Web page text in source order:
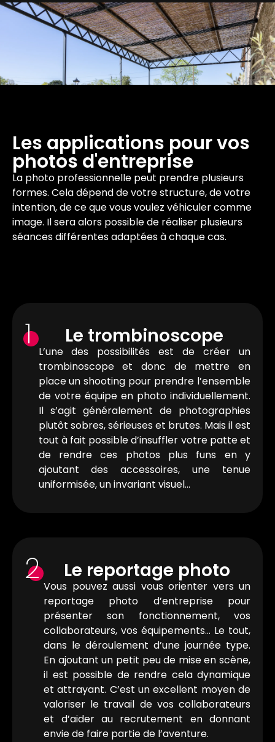
Les applications pour vos
photos d'entreprise
La photo professionnelle peut prendre plusieurs
formes. Cela dépend de votre structure, de votre
intention, de ce que vous voulez véhiculer comme
image. Il sera alors possible de réaliser plusieurs
séances différentes adaptées à chaque cas.
1 Le trombinoscope
L’une des possibilités est de créer un
trombinoscope et donc de mettre en
place un shooting pour prendre l’ensemble
de votre équipe en photo individuellement.
Il s’agit généralement de photographies
plutôt sobres, sérieuses et brutes. Mais il est
tout à fait possible d’insuffler votre patte et
de rendre ces photos plus funs en y
ajoutant des accessoires, une tenue
uniformisée, un invariant visuel…
2 Le reportage photo
Vous pouvez aussi vous orienter vers un
reportage photo d’entreprise pour
présenter son fonctionnement, vos
collaborateurs, vos équipements… Le tout,
dans le déroulement d’une journée type.
En ajoutant un petit peu de mise en scène,
il est possible de rendre cela dynamique
et attrayant. C’est un excellent moyen de
valoriser le travail de vos collaborateurs
et d’aider au recrutement en donnant
envie de faire partie de l’aventure.